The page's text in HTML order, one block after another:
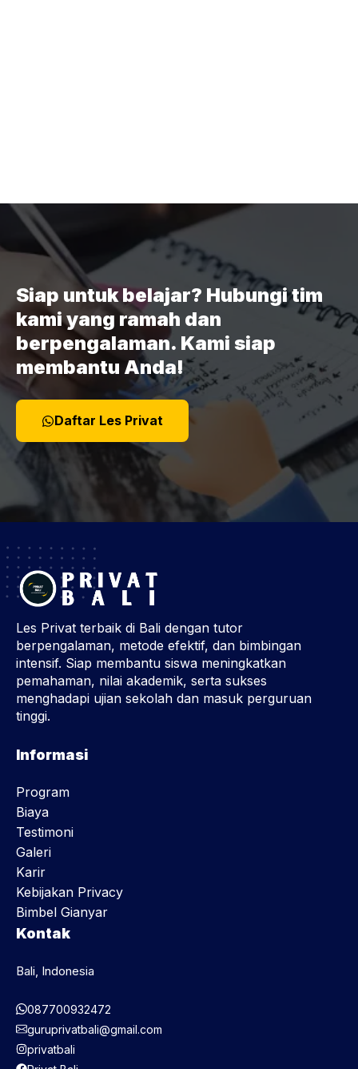
Siap untuk belajar? Hubungi tim
kami yang ramah dan
berpengalaman. Kami siap
membantu Anda!
Daftar Les Privat
Les Privat terbaik di Bali dengan tutor
berpengalaman, metode efektif, dan bimbingan
intensif. Siap membantu siswa meningkatkan
pemahaman, nilai akademik, serta sukses
menghadapi ujian sekolah dan masuk perguruan
tinggi.
Informasi
Program
Biaya
Testimoni
Galeri
Karir
Kebijakan Privacy
Bimbel Gianyar
Kontak
Bali, Indonesia
087700932472
guruprivatbali@gmail.com
privatbali